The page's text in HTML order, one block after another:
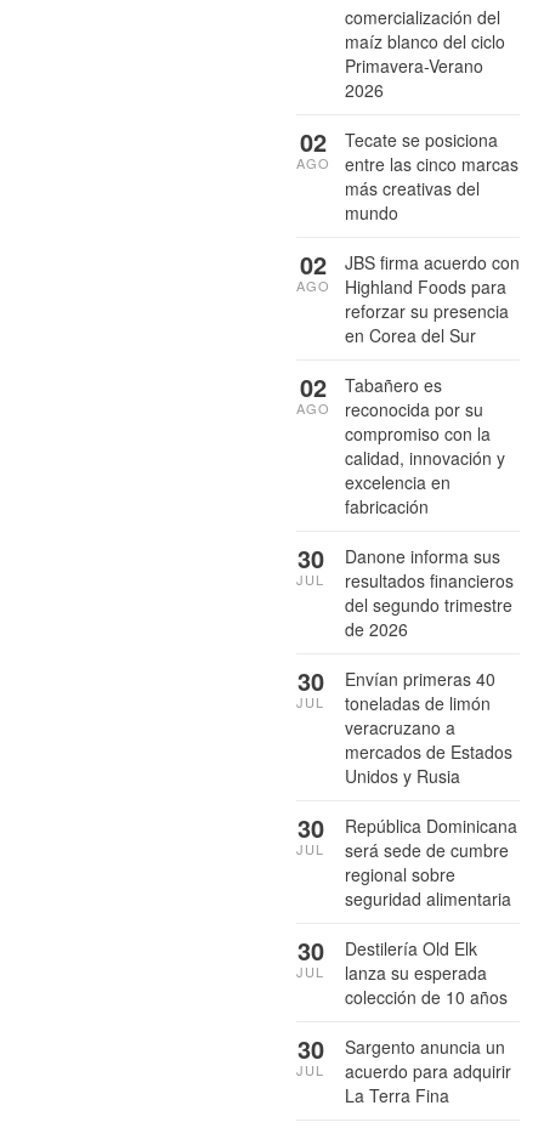
comercialización del
maíz blanco del ciclo
Primavera-Verano
2026
Tecate se posiciona
entre las cinco marcas
más creativas del
mundo
02
AGO
JBS firma acuerdo con
Highland Foods para
reforzar su presencia
en Corea del Sur
02
AGO
Tabañero es
reconocida por su
compromiso con la
calidad, innovación y
excelencia en
fabricación
02
AGO
Danone informa sus
resultados financieros
del segundo trimestre
de 2026
30
JUL
Envían primeras 40
toneladas de limón
veracruzano a
mercados de Estados
Unidos y Rusia
30
JUL
República Dominicana
será sede de cumbre
regional sobre
seguridad alimentaria
30
JUL
Destilería Old Elk
lanza su esperada
colección de 10 años
30
JUL
Sargento anuncia un
acuerdo para adquirir
La Terra Fina
30
JUL